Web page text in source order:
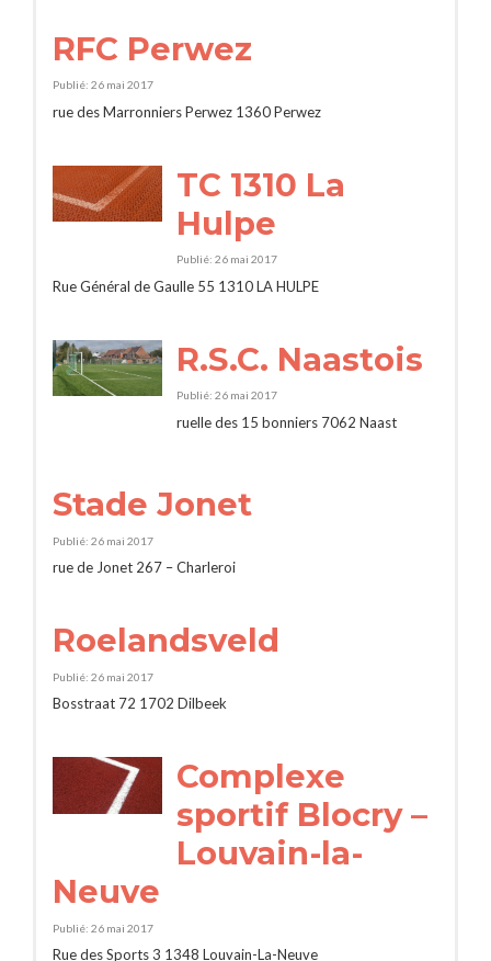
RFC Perwez
Publié: 26 mai 2017
rue des Marronniers Perwez 1360 Perwez
TC 1310 La
Hulpe
Publié: 26 mai 2017
Rue Général de Gaulle 55 1310 LA HULPE
R.S.C. Naastois
Publié: 26 mai 2017
ruelle des 15 bonniers 7062 Naast
Stade Jonet
Publié: 26 mai 2017
rue de Jonet 267 – Charleroi
Roelandsveld
Publié: 26 mai 2017
Bosstraat 72 1702 Dilbeek
Complexe
sportif Blocry –
Louvain-la-
Neuve
Publié: 26 mai 2017
Rue des Sports 3 1348 Louvain-La-Neuve